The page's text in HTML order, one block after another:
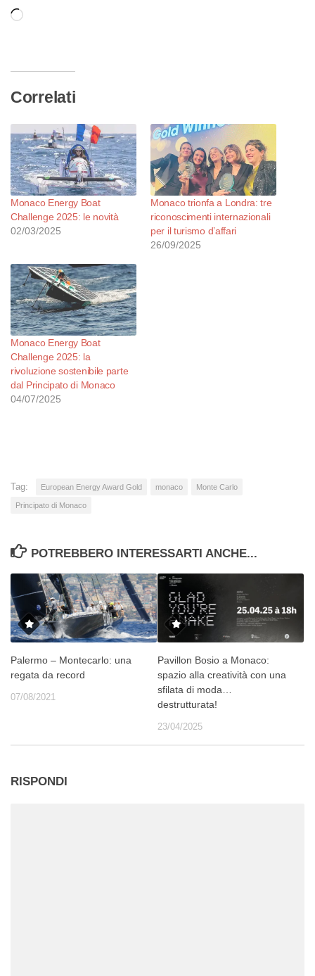
Caricamento
Correlati
Monaco Energy Boat
Challenge 2025: le novità
02/03/2025
Monaco trionfa a Londra: tre
riconoscimenti internazionali
per il turismo d’affari
26/09/2025
Monaco Energy Boat
Challenge 2025: la
rivoluzione sostenibile parte
dal Principato di Monaco
04/07/2025
Tag: European Energy Award Gold monaco Monte Carlo
Principato di Monaco
POTREBBERO INTERESSARTI ANCHE...
Palermo – Montecarlo: una
regata da record
07/08/2021
Pavillon Bosio a Monaco:
spazio alla creatività con una
sfilata di moda…
destrutturata!
23/04/2025
RISPONDI